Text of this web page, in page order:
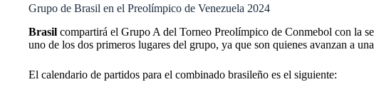
Grupo de Brasil en el Preolímpico de Venezuela 2024
Brasil compartirá el Grupo A del Torneo Preolímpico de Conmebol con la
uno de los dos primeros lugares del grupo, ya que son quienes avanzan a
El calendario de partidos para el combinado brasileño es el siguiente: